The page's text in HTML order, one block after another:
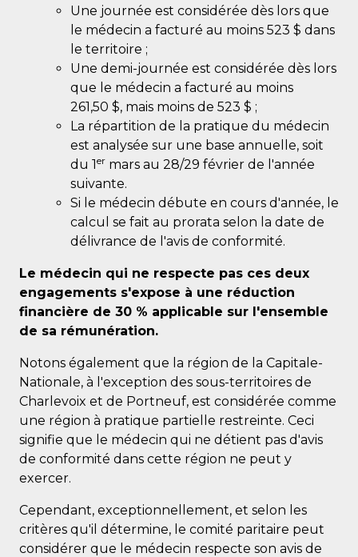
Une journée est considérée dès lors que
le médecin a facturé au moins 523 $ dans
le territoire ;
Une demi-journée est considérée dès lors
que le médecin a facturé au moins
261,50 $, mais moins de 523 $ ;
La répartition de la pratique du médecin
est analysée sur une base annuelle, soit
du 1er mars au 28/29 février de l'année
suivante.
Si le médecin débute en cours d'année, le
calcul se fait au prorata selon la date de
délivrance de l'avis de conformité.
Le médecin qui ne respecte pas ces deux
engagements s'expose à une réduction
financière de 30 % applicable sur l'ensemble
de sa rémunération.
Notons également que la région de la Capitale-
Nationale, à l'exception des sous-territoires de
Charlevoix et de Portneuf, est considérée comme
une région à pratique partielle restreinte. Ceci
signifie que le médecin qui ne détient pas d'avis
de conformité dans cette région ne peut y
exercer.
Cependant, exceptionnellement, et selon les
critères qu'il détermine, le comité paritaire peut
considérer que le médecin respecte son avis de